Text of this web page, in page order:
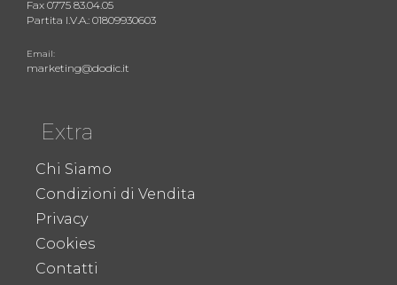
Fax 0775 83.04.05
Partita I.V.A.: 01809930603
Email:
marketing@dodic.it
Extra
Chi Siamo
Condizioni di Vendita
Privacy
Cookies
Contatti